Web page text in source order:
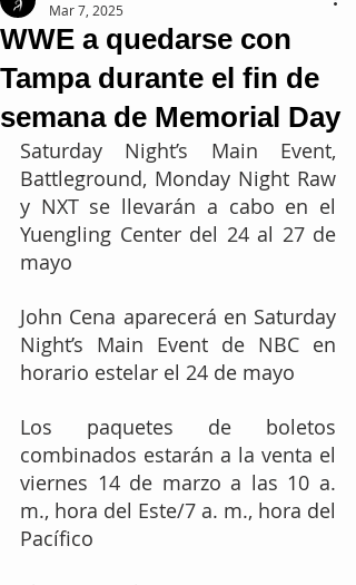
WWE a quedarse con
Tampa durante el fin de
semana de Memorial Day
Mar 7, 2025
Saturday Night’s Main Event,
Battleground, Monday Night Raw
y NXT se llevarán a cabo en el
Yuengling Center del 24 al 27 de
mayo
John Cena aparecerá en Saturday
Night’s Main Event de NBC en
horario estelar el 24 de mayo
Los paquetes de boletos
combinados estarán a la venta el
viernes 14 de marzo a las 10 a.
m., hora del Este/7 a. m., hora del
Pacífico